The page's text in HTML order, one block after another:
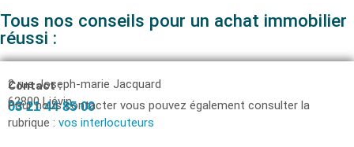
Tous nos conseils pour un achat immobilier
réussi :
Contact :
2 rue Joseph-marie Jacquard
62800 Liévin
03 21 44 85 00
Pour nous contacter vous pouvez également consulter la
rubrique : vos interlocuteurs